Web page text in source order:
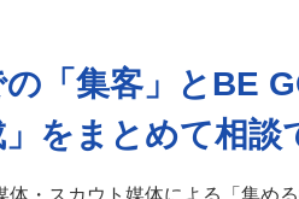
ワードから記事を検索
「集客」とBE
」をまとめて相談